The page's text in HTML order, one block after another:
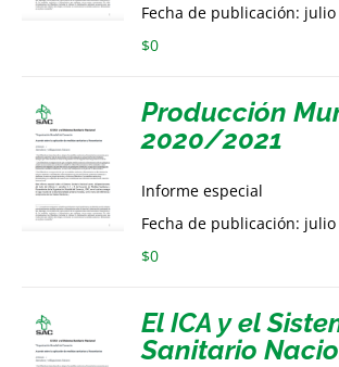
Fecha de publicación: julio
$0
Producción
2020/2021
Informe especial
Fecha de publicación: julio
$0
El ICA y el
Sanitario